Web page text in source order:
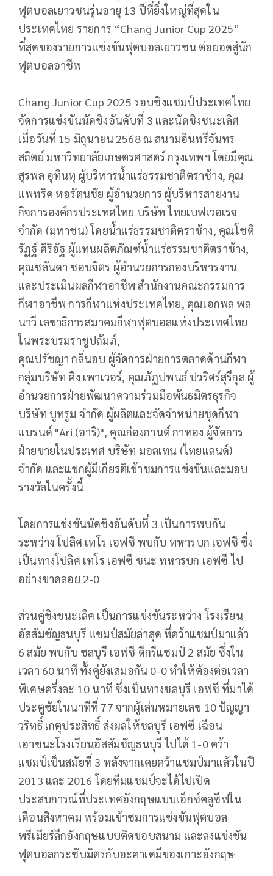
ฟุตบอลเยาวชนรุ่นอายุ 13 ปีที่ยิ่งใหญ่ที่สุดใน
ประเทศไทย รายการ “Chang Junior Cup 2025”
ที่สุดของรายการแข่งขันฟุตบอลเยาวชน ต่อยอดสู่นัก
ฟุตบอลอาชีพ
Chang Junior Cup 2025 รอบชิงแชมป์ประเทศไทย
จัดการแข่งขันนัดชิงอันดับที่ 3 และนัดชิงชนะเลิศ
เมื่อวันที่ 15 มิถุนายน 2568 ณ สนามอินทรีจันทร
สถิตย์ มหาวิทยาลัยเกษตรศาสตร์ กรุงเทพฯ โดยมีคุณ
สุรพล อุทินทุ ผู้บริหารน้ำแร่ธรรมชาติตราช้าง, คุณ
แพทริค หอรัตนชัย ผู้อำนวยการ ผู้บริหารสายงาน
กิจการองค์กรประเทศไทย บริษัท ไทยเบฟเวอเรจ
จำกัด (มหาชน) โดยน้ำแร่ธรรมชาติตราช้าง, คุณโชติ
รัฏฐ์ ศิริอัฐ ผู้แทนผลิตภัณฑ์น้ำแร่ธรรมชาติตราช้าง,
คุณชลันดา ชอบจิตร ผู้อำนวยการกองบริหารงาน
และประเมินผลกีฬาอาชีพ สำนักงานคณะกรรมการ
กีฬาอาชีพ การกีฬาแห่งประเทศไทย, คุณเอกพล พล
นาวี เลขาธิการสมาคมกีฬาฟุตบอลแห่งประเทศไทย
ในพระบรมราชูปถัมภ์,
คุณปรัชญา กลิ่นอบ ผู้จัดการฝ่ายการตลาดด้านกีฬา
กลุ่มบริษัท คิง เพาเวอร์, คุณภัฏปพนธ์ ปวริศร์สุรีกุล ผู้
อำนวยการฝ่ายพัฒนาความร่วมมือพันธมิตรธุรกิจ
บริษัท บูทรูม จำกัด ผู้ผลิตและจัดจำหน่ายชุดกีฬา
แบรนด์ "Ari (อาริ)", คุณก่องกานต์ กาทอง ผู้จัดการ
ฝ่ายขายในประเทศ บริษัท มอลเทน (ไทยแลนด์)
จำกัด และแขกผู้มีเกียรติเข้าชมการแข่งขันและมอบ
รางวัลในครั้งนี้
โดยการแข่งขันนัดชิงอันดับที่ 3 เป็นการพบกัน
ระหว่าง โปลิศ เทโร เอฟซี พบกับ ทหารบก เอฟซี ซึ่ง
เป็นทางโปลิศ เทโร เอฟซี ชนะ ทหารบก เอฟซี ไป
อย่างขาดลอย 2-0
ส่วนคู่ชิงชนะเลิศ เป็นการแข่งขันระหว่าง โรงเรียน
อัสสัมชัญธนบุรี แชมป์สมัยล่าสุด ที่คว้าแชมป์มาแล้ว
6 สมัย พบกับ ชลบุรี เอฟซี ดีกรีแชมป์ 2 สมัย ซึ่งใน
เวลา 60 นาที ทั้งคู่ยังเสมอกัน 0-0 ทำให้ต้องต่อเวลา
พิเศษครึ่งละ 10 นาที ซึ่งเป็นทางชลบุรี เอฟซี ที่มาได้
ประตูชัยในนาทีที่ 77 จากผู้เล่นหมายเลข 10 ปัญญา
วริทธิ์ เกตุประสิทธิ์ ส่งผลให้ชลบุรี เอฟซี เฉือน
เอาชนะโรงเรียนอัสสัมชัญธนบุรี ไปได้ 1-0 คว้า
แชมป์เป็นสมัยที่ 3 หลังจากเคยคว้าแชมป์มาแล้วในปี
2013 และ 2016 โดยทีมแชมป์จะได้ไปเปิด
ประสบการณ์ที่ประเทศอังกฤษแบบเอ็กซ์คลูซีฟใน
เดือนสิงหาคม พร้อมเข้าชมการแข่งขันฟุตบอล
พรีเมียร์ลีกอังกฤษแบบติดขอบสนาม และลงแข่งขัน
ฟุตบอลกระชับมิตรกับอะคาเดมีของเกาะอังกฤษ